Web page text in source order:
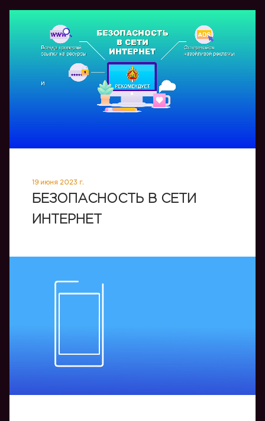
19 июня 2023 г.
БЕЗОПАСНОСТЬ В СЕТИ
ИНТЕРНЕТ